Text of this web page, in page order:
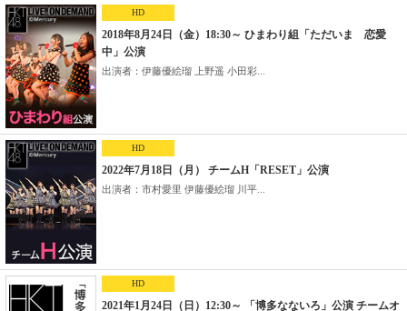
HD
2018年8月24日（金）18:30～ ひまわり組「ただいま 恋愛
中」公演
出演者：伊藤優絵瑠 上野遥 小田彩...
HD
2022年7月18日（月） チームH「RESET」公演
出演者：市村愛里 伊藤優絵瑠 川平...
HD
2021年1月24日（日）12:30～ 「博多なないろ」公演 チームオ